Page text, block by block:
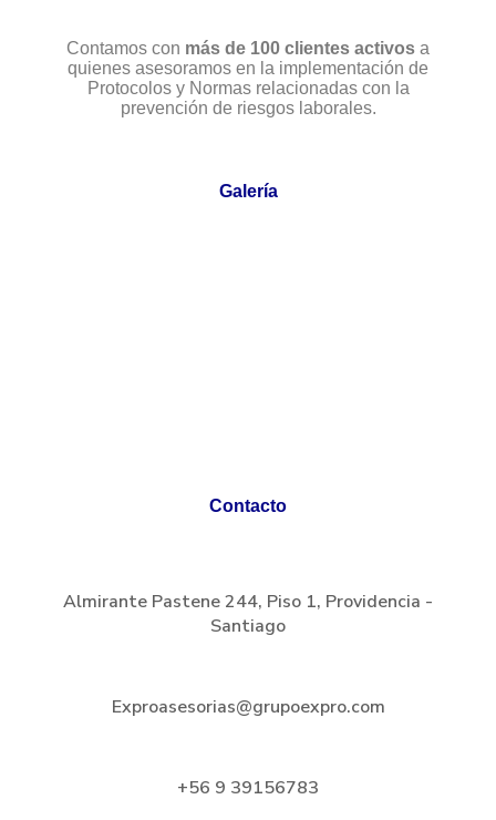
Contamos con más de 100 clientes activos a
quienes asesoramos en la implementación de
Protocolos y Normas relacionadas con la
prevención de riesgos laborales.
Galería
Contacto
Almirante Pastene 244, Piso 1, Providencia -
Santiago
Exproasesorias@grupoexpro.com
+56 9 39156783